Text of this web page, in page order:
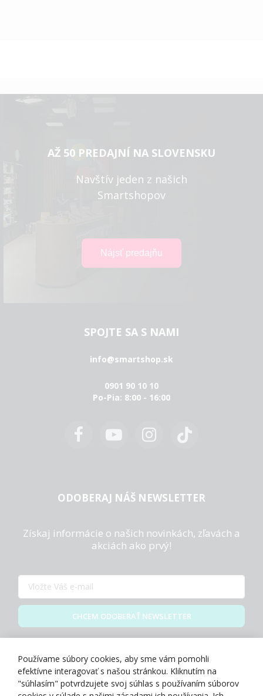
AŽ 50 PREDAJNÍ NA SLOVENSKU
Navštív jeden z našich
Smartshopov
SPOJTE SA S NAMI
info@smartshop.sk
0901 90 10 10
Po-Pia: 8:00 - 16:00
ODOBERAJ NÁŠ NEWSLETTER
Získaj informácie o našich novinkách, zľavách a
akciách ako prvý!
CHCEM ODOBERAŤ NEWSLETTER
Používame súbory cookies, aby sme vám pomohli
efektívne interagovať s našou stránkou. Kliknutím na
"súhlasím" potvrdzujete svoj súhlas s používaním súborov